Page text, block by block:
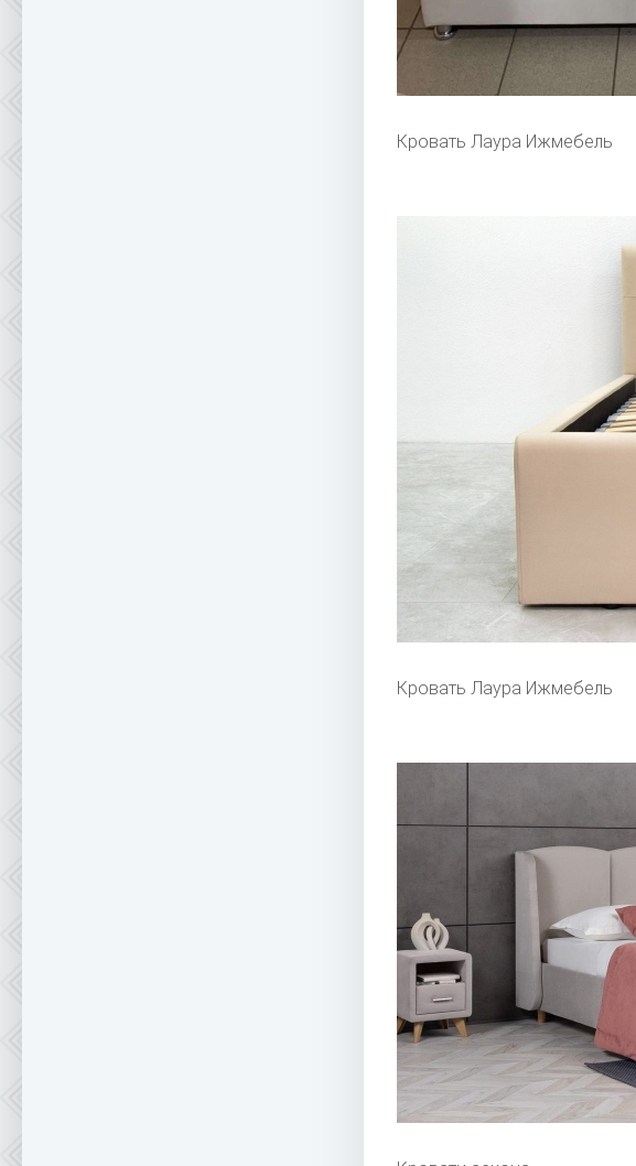
Кровать Лаура Ижмебель
Кровать Лаура Ижмебель